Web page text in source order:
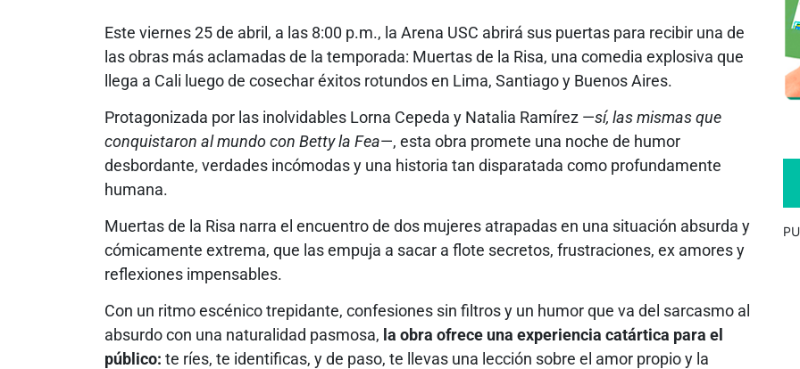
Este viernes 25 de abril, a las 8:00 p.m., la Arena USC abrirá sus puertas para recibir una de
las obras más aclamadas de la temporada: Muertas de la Risa, una comedia explosiva que
llega a Cali luego de cosechar éxitos rotundos en Lima, Santiago y Buenos Aires.
Protagonizada por las inolvidables Lorna Cepeda y Natalia Ramírez —sí, las mismas que
conquistaron al mundo con Betty la Fea—, esta obra promete una noche de humor
desbordante, verdades incómodas y una historia tan disparatada como profundamente
humana.
Muertas de la Risa narra el encuentro de dos mujeres atrapadas en una situación absurda y
cómicamente extrema, que las empuja a sacar a flote secretos, frustraciones, ex amores y
reflexiones impensables.
Con un ritmo escénico trepidante, confesiones sin filtros y un humor que va del sarcasmo al
absurdo con una naturalidad pasmosa, la obra ofrece una experiencia catártica para el
público: te ríes, te identificas, y de paso, te llevas una lección sobre el amor propio y la